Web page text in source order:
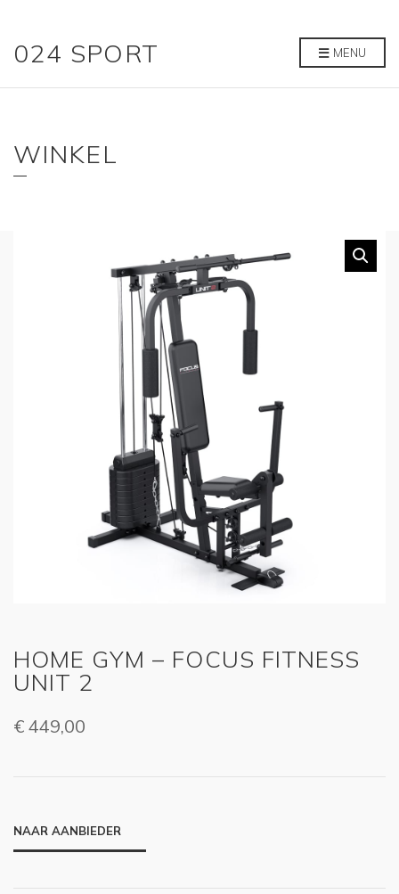
024 SPORT MENU
WINKEL
HOME GYM – FOCUS FITNESS
UNIT 2
€ 449,00
NAAR AANBIEDER